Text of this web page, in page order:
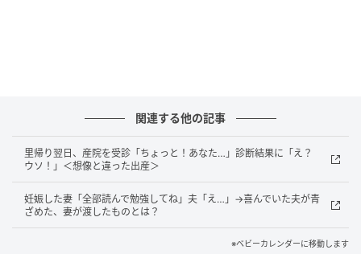
関連する他の記事
里帰り翌日、産院を受診「ちょっと！あなた…」診断結果に「え？
ウソ！」＜想像と違った出産＞
妊娠した妻「全部読んで勉強してね」夫「え…」→喜んでいた夫が青
ざめた、妻が渡したものとは？
※ベビーカレンダーに移動します